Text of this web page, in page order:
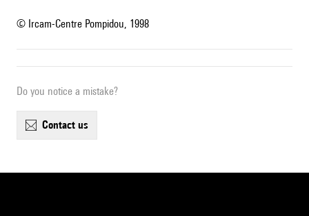
© Ircam-Centre Pompidou, 1998
Do you notice a mistake?
contact us